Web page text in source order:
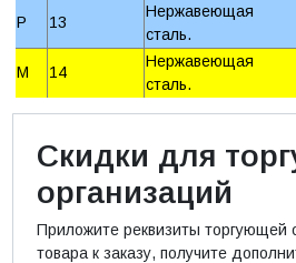
P 13
Нержавеющая
сталь.
M 14
Нержавеющая
сталь.
Скидки для
организаций
Приложите реквизиты торгующей
товара к заказу, получите